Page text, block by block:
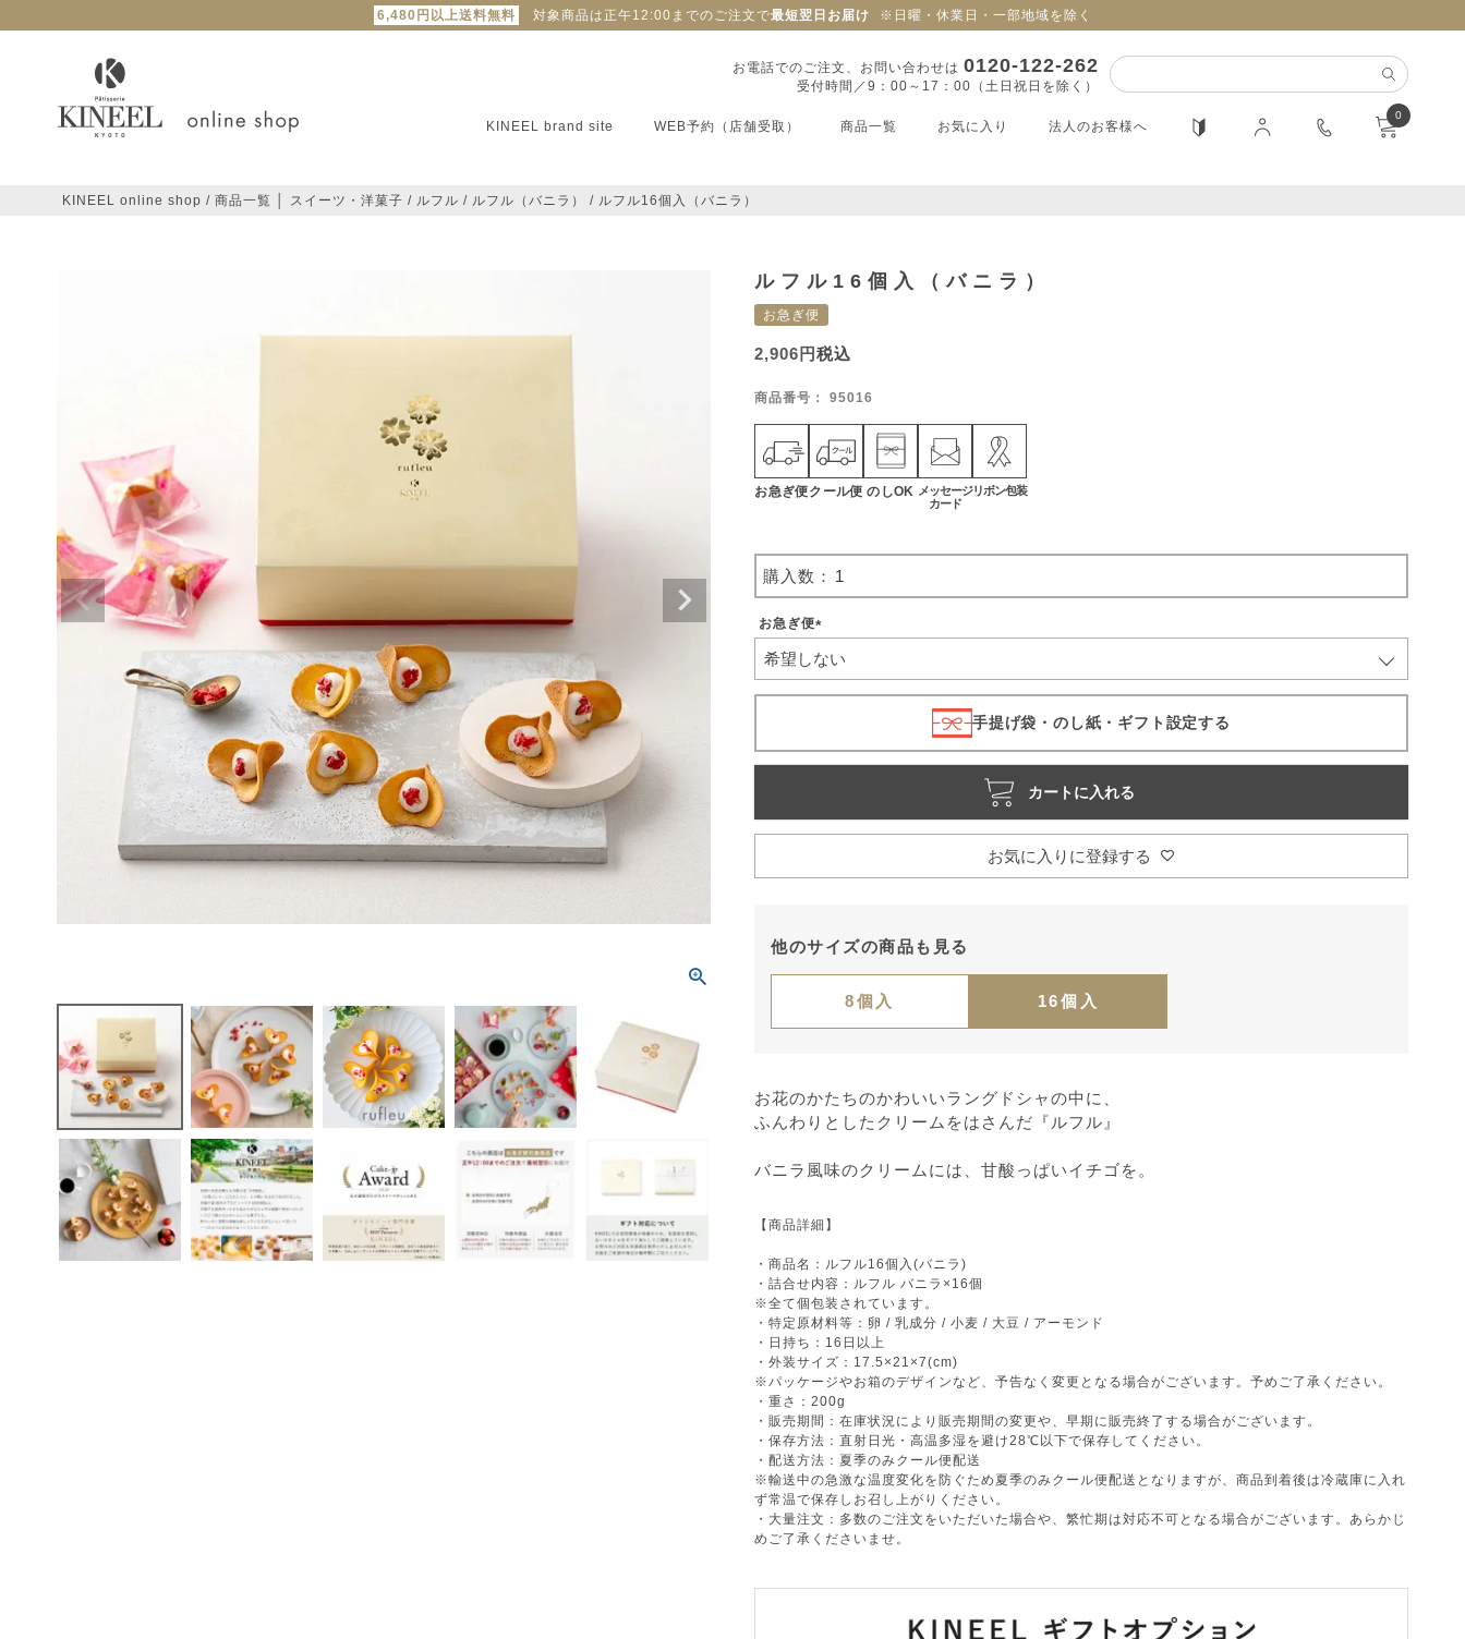
6,480円以上送料無料 対象商品は正午12:00までのご注文で最短翌日お届け ※日曜・休業日・一部地域を除く
お電話でのご注文、お問い合わせは 0120-122-262
受付時間／9：00～17：00（土日祝日を除く）
KINEEL brand site WEB予約（店舗受取） 商品一覧 お気に入り 法人のお客様へ
0
KINEEL online shop 商品一覧 │ スイーツ・洋菓子 ルフル ルフル（バニラ） ルフル16個入（バニラ）
ルフル16個入（バニラ）
お急ぎ便
2,906 税込
商品番号 95016
お急ぎ便クール便 のしOK メッセージ
カード
リボン包装
お気に入りに登録する
カートに入れる
お急ぎ便
必
手提げ袋・のし紙・ギフト設定する
他のサイズの商品も見る
8個入 16個入
お花のかたちのかわいいラングドシャの中に、
ふんわりとしたクリームをはさんだ『ルフル』
バニラ風味のクリームには、甘酸っぱいイチゴを。
【商品詳細】
・商品名：ルフル16個入(バニラ)
・詰合せ内容：ルフル バニラ×16個
※全て個包装されています。
・特定原材料等：卵 / 乳成分 / 小麦 / 大豆 / アーモンド
・日持ち：16日以上
・外装サイズ：17.5×21×7(cm)
※パッケージやお箱のデザインなど、予告なく変更となる場合がございます。予めご了承ください。
・重さ：200g
・販売期間：在庫状況により販売期間の変更や、早期に販売終了する場合がございます。
・保存方法：直射日光・高温多湿を避け28℃以下で保存してください。
・配送方法：夏季のみクール便配送
※輸送中の急激な温度変化を防ぐため夏季のみクール便配送となりますが、商品到着後は冷蔵庫に入れ
ず常温で保存しお召し上がりください。
・大量注文：多数のご注文をいただいた場合や、繁忙期は対応不可となる場合がございます。あらかじ
めご了承くださいませ。